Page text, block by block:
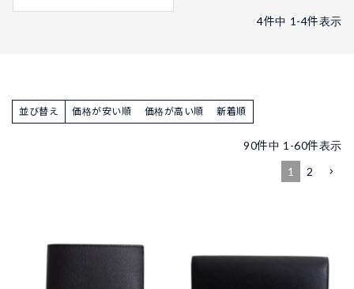
4件中 1 -4件表示
並び替え 価格が安い順 価格が高い順 新着順
90件中 1 -60件表示
1
2